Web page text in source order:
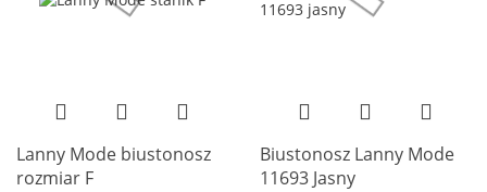
Lanny Mode biustonosz
rozmiar F
Biustonosz Lanny Mode
11693 Jasny